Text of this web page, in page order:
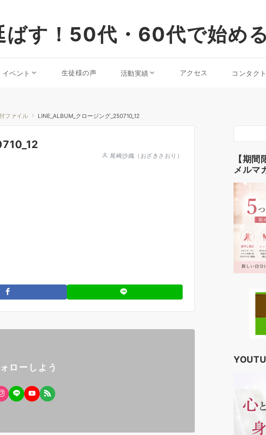
ばす！50代・60代で始め
ベント 生徒様の声 活動実績 アクセス コンタク
ファイル LINE_ALBUM_クロージング_250710_12
尾崎沙織（おざきさおり）
ローしよう
【期
メルマ